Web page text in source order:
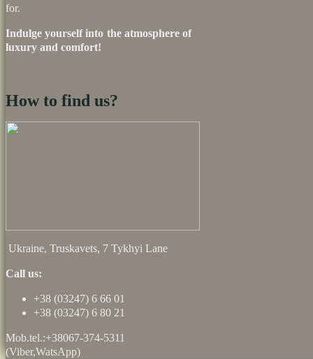
for.
Indulge yourself into the atmosphere of
luxury and comfort!
How to find us?
Ukraine, Truskavets, 7 Tykhyi Lane
Call us:
+38 (03247) 6 66 01
+38 (03247) 6 80 21
Mob.tel.:+38067-374-5311
(Viber,WatsApp)